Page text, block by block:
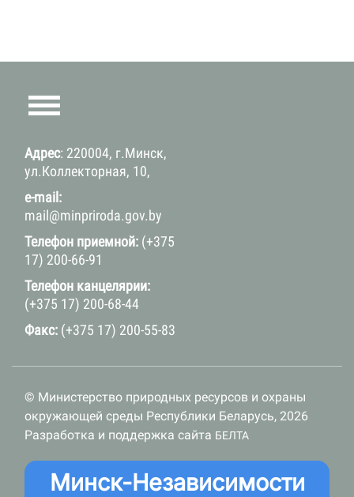
Адрес: 220004, г.Минск,
ул.Коллекторная, 10,
e-mail:
mail@minpriroda.gov.by
Телефон приемной: (+375
17) 200-66-91
Телефон канцелярии:
(+375 17) 200-68-44
Факс: (+375 17) 200-55-83
© Министерство природных ресурсов и охраны
окружающей среды Республики Беларусь, 2026
Разработка и поддержка сайта БЕЛТА
Минск-Независимости